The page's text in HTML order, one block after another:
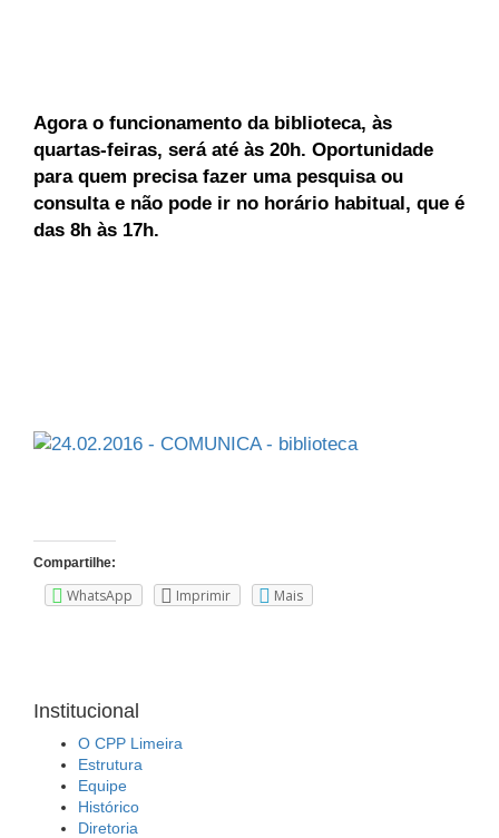
Agora o funcionamento da biblioteca, às
quartas-feiras, será até às 20h. Oportunidade
para quem precisa fazer uma pesquisa ou
consulta e não pode ir no horário habitual, que é
das 8h às 17h.
Compartilhe:
WhatsApp Imprimir Mais
Institucional
O CPP Limeira
Estrutura
Equipe
Histórico
Diretoria